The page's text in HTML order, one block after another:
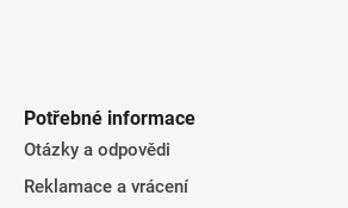
Potřebné informace
Otázky a odpovědi
Reklamace a vrácení